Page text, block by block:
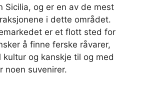
Sicilia, og er en av de mest
i dette området.
er et flott sted for
å finne ferske råvarer,
kultur og kanskje til og med
noen suvenirer.